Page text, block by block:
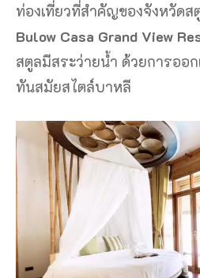
ท่องเที่ยวที่สำคัญของจังหวัด
Bulow Casa Grand View
สตูลมีสระว่ายน้ำ ด้วยการออ
ทันสมัยสไตล์บาหลี